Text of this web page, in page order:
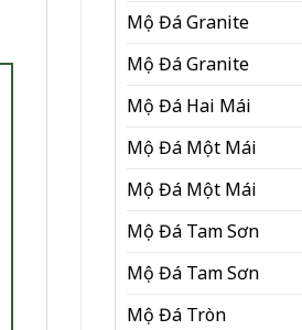
Mộ Đá Granite
Mộ Đá Granite
Mộ Đá Hai Mái
Mộ Đá Một Mái
Mộ Đá Một Mái
Mộ Đá Tam Sơn
Mộ Đá Tam Sơn
Mộ Đá Tròn